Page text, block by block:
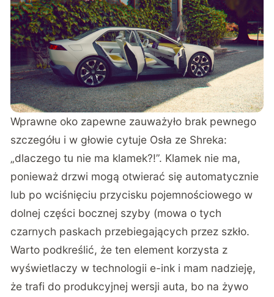
Wprawne oko zapewne zauważyło brak pewnego
szczegółu i w głowie cytuje Osła ze Shreka:
„dlaczego tu nie ma klamek?!”. Klamek nie ma,
ponieważ drzwi mogą otwierać się automatycznie
lub po wciśnięciu przycisku pojemnościowego w
dolnej części bocznej szyby (mowa o tych
czarnych paskach przebiegających przez szkło.
Warto podkreślić, że ten element korzysta z
wyświetlaczy w technologii e-ink i mam nadzieję,
że trafi do produkcyjnej wersji auta, bo na żywo